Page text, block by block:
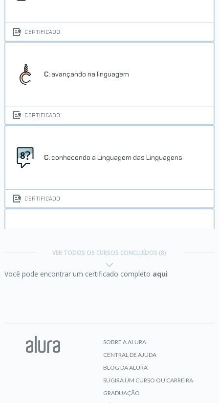
CERTIFICADO
C: avançando na linguagem
CERTIFICADO
C: conhecendo a Linguagem das Linguagens
CERTIFICADO
VER TODOS OS CURSOS CONCLUÍDOS (8)
Você pode encontrar um certificado completo aqui
SOBRE A ALURA
CENTRAL DE AJUDA
BLOG DA ALURA
SUGIRA UM CURSO OU CARREIRA
GRADUAÇÃO